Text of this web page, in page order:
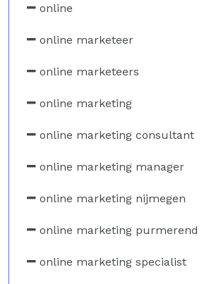
online
online marketeer
online marketeers
online marketing
online marketing consultant
online marketing manager
online marketing nijmegen
online marketing purmerend
online marketing specialist